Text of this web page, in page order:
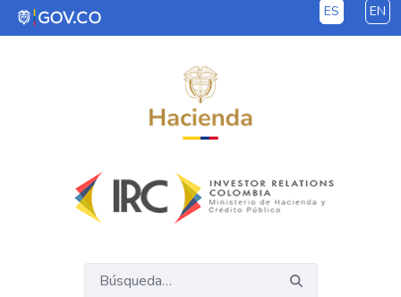
Saltar al contenido principal ES EN